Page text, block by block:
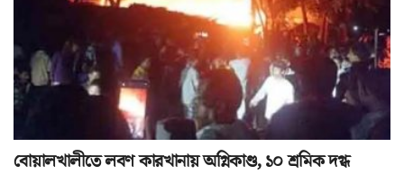
বোয়ালখালীতে লবণ কারখানায় অগ্নিকাণ্ড, ১০ শ্রমিক দগ্ধ